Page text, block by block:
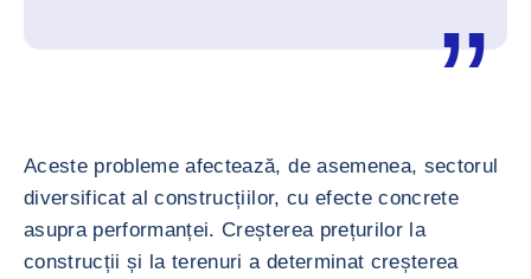
Aceste probleme afectează, de asemenea, sectorul
diversificat al construcțiilor, cu efecte concrete
asupra performanței. Creșterea prețurilor la
construcții și la terenuri a determinat creșterea